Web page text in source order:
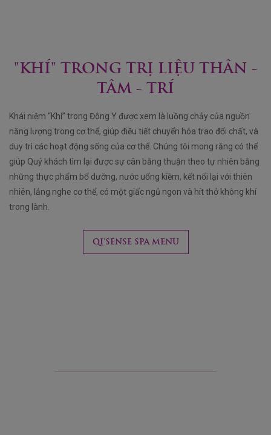
"KHÍ" TRONG TRỊ LIỆU THÂN -
TÂM - TRÍ
Khái niệm “Khí” trong Đông Y được xem là luồng chảy của nguồn
năng lượng trong cơ thể, giúp điều tiết chuyển hóa trao đổi chất, và
duy trì các hoạt động sống của cơ thể. Chúng tôi mong rằng có thể
giúp Quý khách tìm lại được sự cân bằng thuận theo tự nhiên bằng
những thực phẩm bổ dưỡng, nước uống kiềm, kết nối lại với thiên
nhiên, lắng nghe cơ thể, có một giấc ngủ ngon và hít thở không khí
trong lành.
QI'SENSE SPA MENU